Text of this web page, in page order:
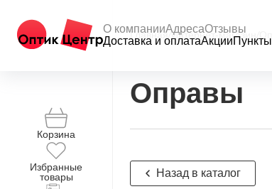
О компанииАдресаОтзывы
Доставка и оплатаАкции
Корзина
Избранные
товары
Главная Интернет-магазин
Оправы
Назад в каталог